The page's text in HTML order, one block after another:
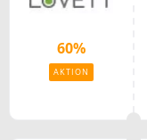
60%
AKTION